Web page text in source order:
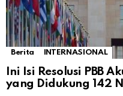
Berita INTERNASIONAL
Ini Isi Resolusi PBB
yang Didukung 142